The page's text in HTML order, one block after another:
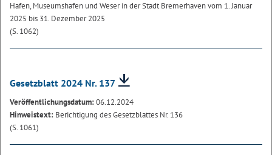
Hafen, Museumshafen und Weser in der Stadt Bremerhaven vom 1. Januar
2025 bis 31. Dezember 2025
(S. 1062)
Gesetzblatt 2024 Nr. 137
Veröffentlichungsdatum:06.12.2024
Hinweistext: Berichtigung des Gesetzblattes Nr. 136
(S. 1061)